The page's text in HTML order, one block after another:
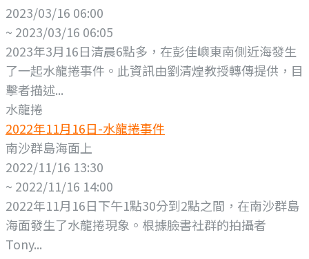
2023/03/16 06:00
~ 2023/03/16 06:05
2023年3月16日清晨6點多，在彭佳嶼東南側近海發生
了一起水龍捲事件。此資訊由劉清煌教授轉傳提供，目
擊者描述...
水龍捲
2022年11月16日-水龍捲事件
南沙群島海面上
2022/11/16 13:30
~ 2022/11/16 14:00
2022年11月16日下午1點30分到2點之間，在南沙群島
海面發生了水龍捲現象。根據臉書社群的拍攝者
Tony...